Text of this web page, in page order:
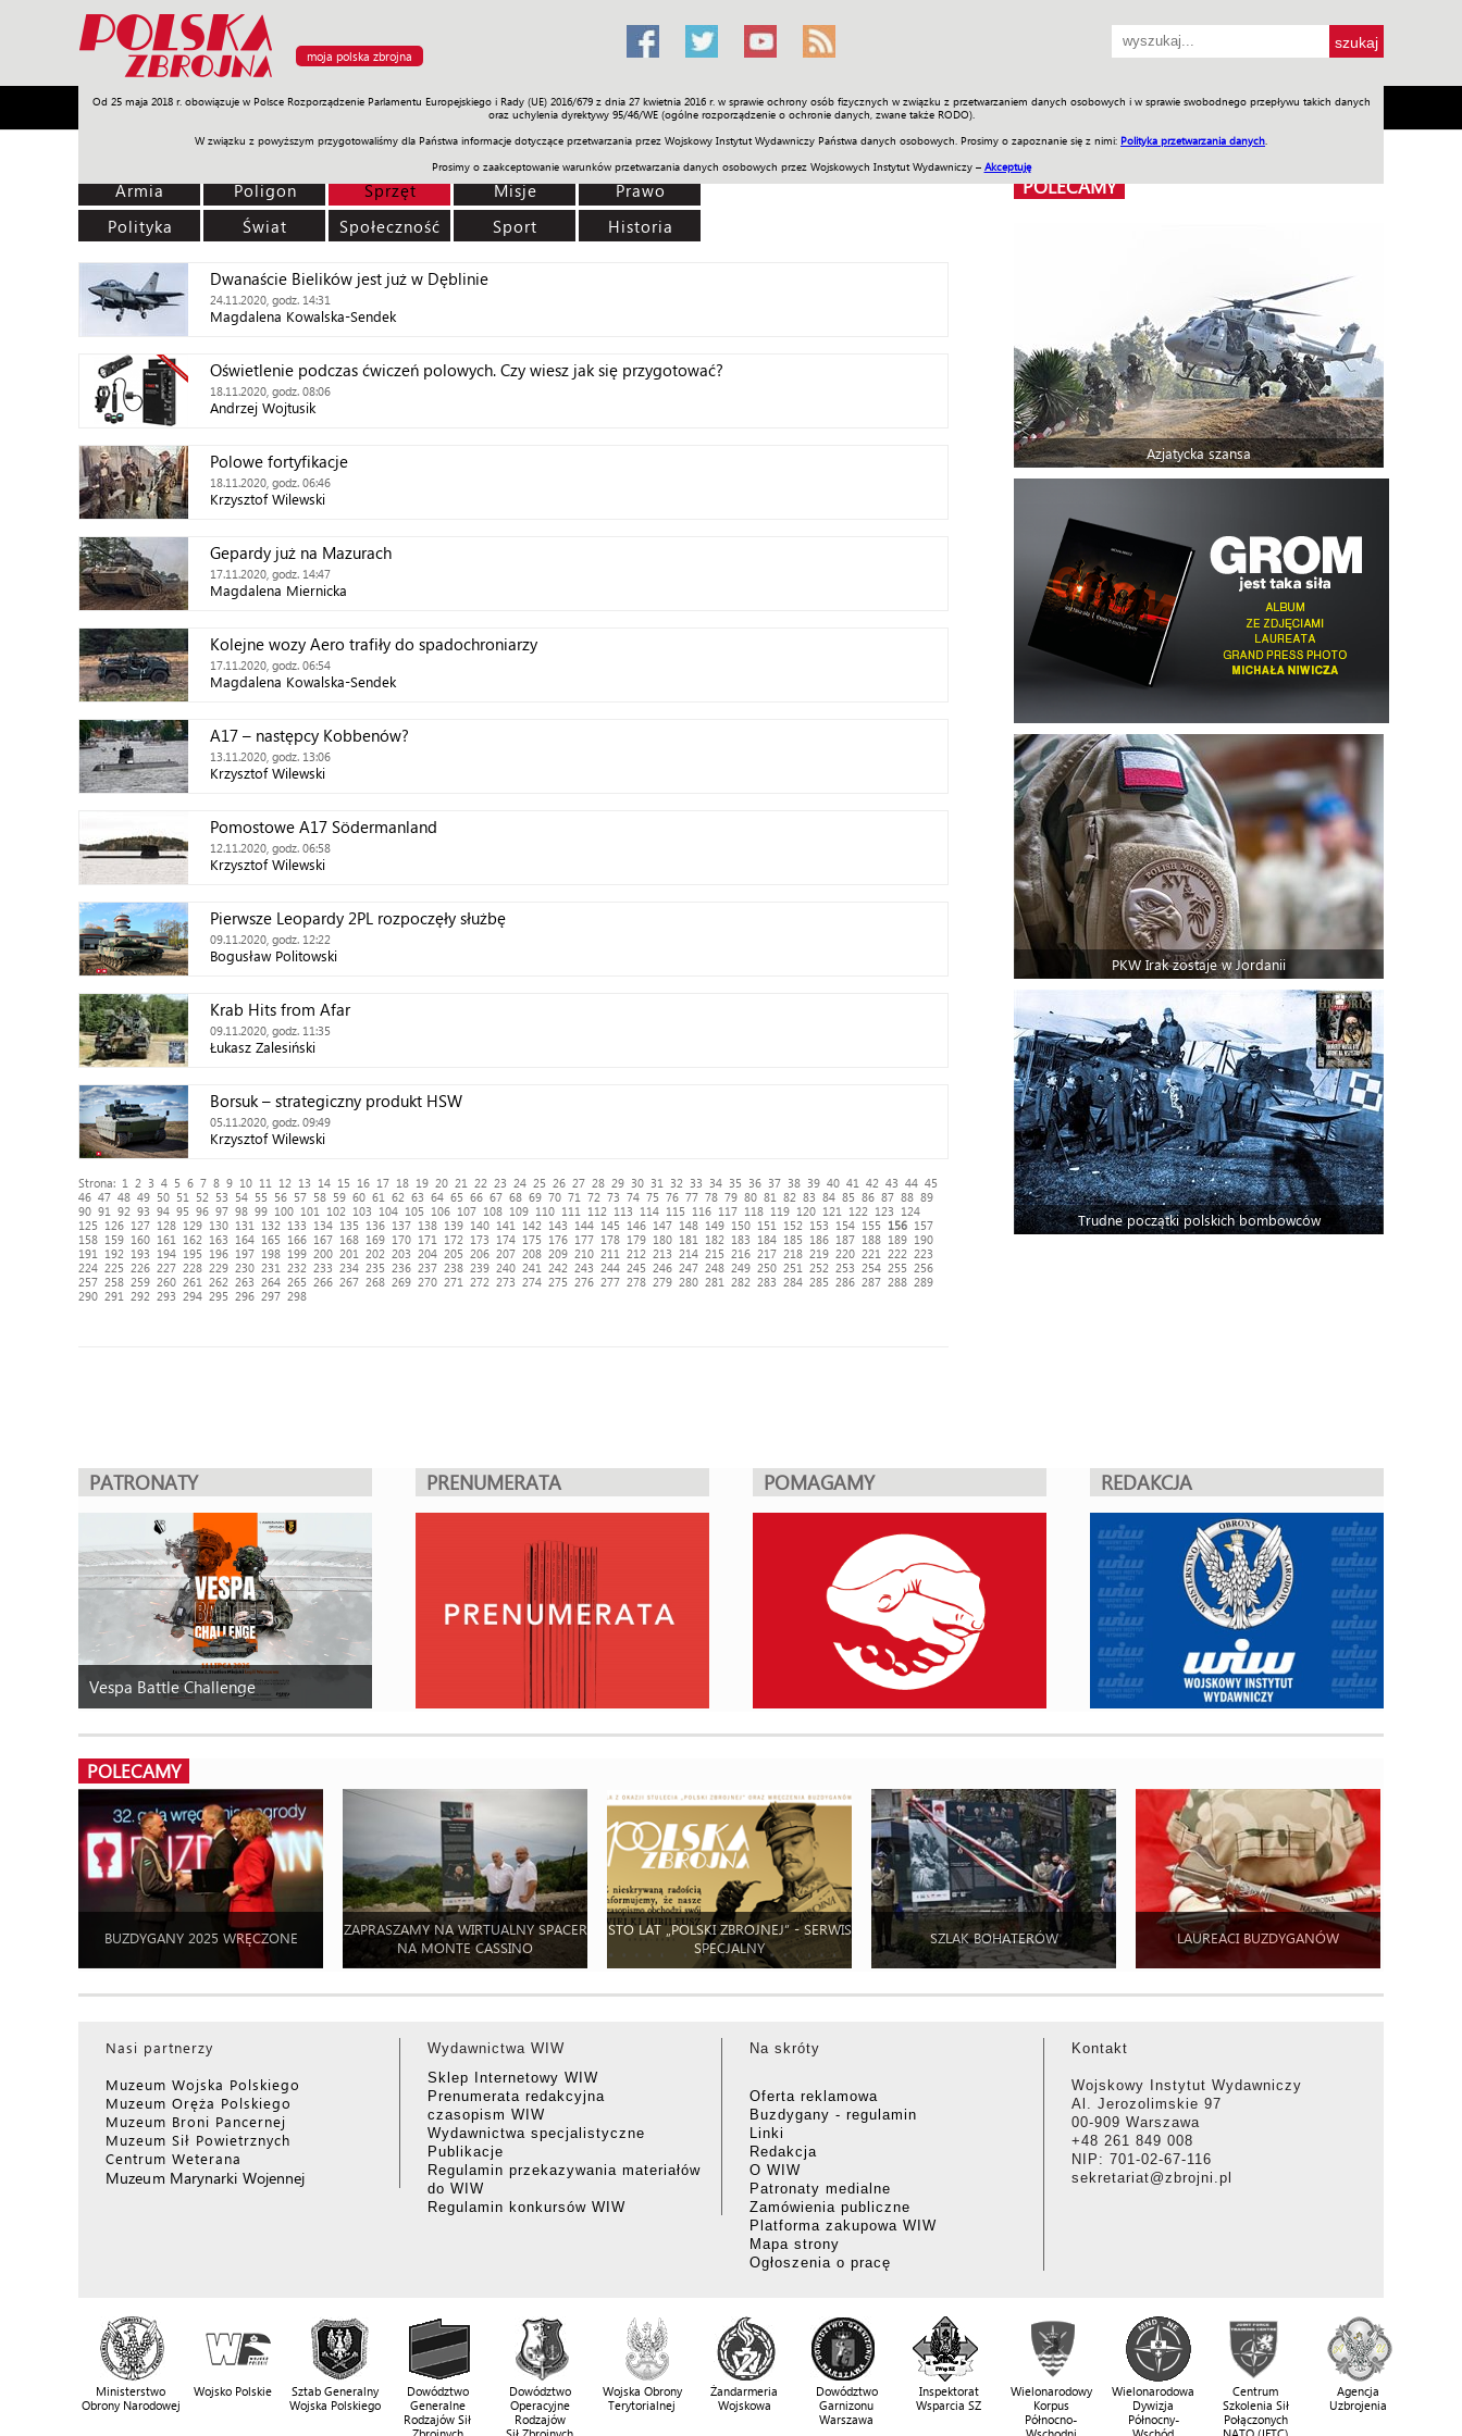
moja polska zbrojna
Od 25 maja 2018 r. obowiązuje w Polsce Rozporządzenie Parlamentu Europejskiego i Rady (UE) 2016/679 z dnia 27 kwietnia 2016 r. w sprawie ochrony osób fizycznych w związku z przetwarzaniem danych osobowych i w sprawie swobodnego przepływu takich danych
oraz uchylenia dyrektywy 95/46/WE (ogólne rozporządzenie o ochronie danych, zwane także RODO).
W związku z powyższym przygotowaliśmy dla Państwa informacje dotyczące przetwarzania przez Wojskowy Instytut Wydawniczy Państwa danych osobowych. Prosimy o zapoznanie się z nimi: Polityka przetwarzania danych
Prosimy o zaakceptowanie warunków przetwarzania danych osobowych przez Wojskowych Instytut Wydawniczy – Akceptuję
Armia Poligon Sprzęt Misje Polityka Prawo Świat Społeczność Sport Historia Galerie Wideo ENGLISH SKLEP Jednodniówki Praca w WIW
Armia Poligon Sprzęt Misje
Prawo
Polityka
Świat Społeczność Sport Historia
Dwanaście Bielików jest już w Dęblinie
24.11.2020, godz. 14:31
Magdalena Kowalska-Sendek
Oświetlenie podczas ćwiczeń polowych. Czy wiesz jak się przygotować?
18.11.2020, godz. 08:06
Andrzej Wojtusik
Polowe fortyfikacje
18.11.2020, godz. 06:46
Krzysztof Wilewski
Gepardy już na Mazurach
17.11.2020, godz. 14:47
Magdalena Miernicka
Kolejne wozy Aero trafiły do spadochroniarzy
17.11.2020, godz. 06:54
Magdalena Kowalska-Sendek
A17 – następcy Kobbenów?
13.11.2020, godz. 13:06
Krzysztof Wilewski
Pomostowe A17 Södermanland
12.11.2020, godz. 06:58
Krzysztof Wilewski
Pierwsze Leopardy 2PL rozpoczęły służbę
09.11.2020, godz. 12:22
Bogusław Politowski
Krab Hits from Afar
09.11.2020, godz. 11:35
Łukasz Zalesiński
Borsuk – strategiczny produkt HSW
05.11.2020, godz. 09:49
Krzysztof Wilewski
Strona: 1 2 3 4 5 6 7 8 9 10 11 12 13 14 15 16 17 18 19 20 21 22 23 24 25 26 27 28 29 30 31 32 33 34 35 36 37 38 39 40 41 42 43 44 45
46 47 48 49 50 51 52 53 54 55 56 57 58 59 60 61 62 63 64 65 66 67 68 69 70 71 72 73 74 75 76 77 78 79 80 81 82 83 84 85 86 87 88 89
90 91 92 93 94 95 96 97 98 99 100 101 102 103 104 105 106 107 108 109 110 111 112 113 114 115 116 117 118 119 120 121 122 123
124
125
126 127 128 129 130 131 132 133 134 135 136 137 138 139 140 141 142 143 144 145 146 147 148 149 150 151 152 153 154 155 156 157
158 159 160 161 162 163 164 165 166 167 168 169 170 171 172 173 174 175 176 177 178 179 180 181 182 183 184 185 186 187 188 189 190
191
192 193 194 195 196 197 198 199 200 201 202 203 204 205 206 207 208 209 210 211 212 213 214 215 216 217 218 219 220 221 222
223
224 225 226 227 228 229 230 231 232 233 234 235 236 237 238 239 240 241 242 243 244 245 246 247 248 249 250 251 252 253 254 255
256
257 258 259 260 261 262 263 264 265 266 267 268 269 270 271 272 273 274 275 276 277 278 279 280 281 282 283 284 285 286 287 288 289
290 291 292 293 294 295 296 297 298
POLECAMY
Azjatycka szansa
PKW Irak zostaje w Jordanii
Trudne początki polskich bombowców
PATRONATY
Vespa Battle Challenge
PRENUMERATA POMAGAMY REDAKCJA
POLECAMY
BUZDYGANY 2025 WRĘCZONE
ZAPRASZAMY NA WIRTUALNY SPACER
NA MONTE CASSINO
STO LAT „POLSKI ZBROJNEJ” - SERWIS
SPECJALNY
SZLAK BOHATERÓW LAUREACI BUZDYGANÓW
Nasi partnerzy
Muzeum Wojska Polskiego
Muzeum Oręża Polskiego
Muzeum Broni Pancernej
Muzeum Sił Powietrznych
Centrum Weterana
Muzeum Marynarki Wojennej
Wydawnictwa WIW
Sklep Internetowy WIW
Prenumerata redakcyjna
czasopism WIW
Wydawnictwa specjalistyczne
Publikacje
Regulamin przekazywania materiałów
do WIW
Regulamin konkursów WIW
Na skróty
Oferta reklamowa
Buzdygany - regulamin
Linki
Redakcja
O WIW
Patronaty medialne
Zamówienia publiczne
Platforma zakupowa WIW
Mapa strony
Ogłoszenia o pracę
Kontakt
Wojskowy Instytut Wydawniczy
Al. Jerozolimskie 97
00-909 Warszawa
+48 261 849 008
NIP: 701-02-67-116
sekretariat@zbrojni.pl
Ministerstwo
Obrony Narodowej
Wojsko Polskie
Sztab Generalny
Wojska Polskiego
Dowództwo
Generalne
Rodzajów Sił
Dowództwo
Operacyjne
Rodzajów
Wojska Obrony
Terytorialnej
Żandarmeria
Wojskowa
Dowództwo
Garnizonu
Warszawa
Inspektorat
Wsparcia SZ
Wielonarodowy
Korpus
Północno-
Wielonarodowa
Dywizja
Północny-
Centrum
Szkolenia Sił
Połączonych
Agencja
Uzbrojenia